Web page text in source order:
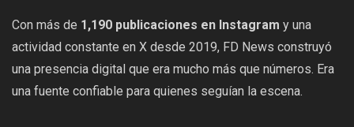
Con más de 1,190 publicaciones en Instagram y una
actividad constante en X desde 2019, FD News construyó
una presencia digital que era mucho más que números. Era
una fuente confiable para quienes seguían la escena.